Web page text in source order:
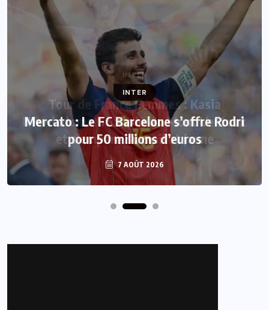
INTER
Mercato : Le FC Barcelone s’offre Rodri
pour 50 millions d’euros
7 AOÛT 2026